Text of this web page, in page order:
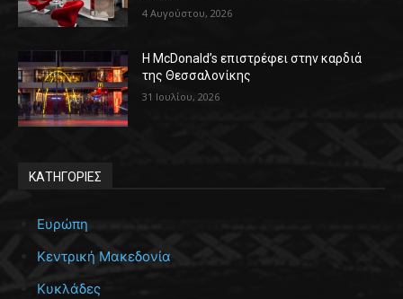
4 Αυγούστου, 2026
Η McDonald’s επιστρέφει στην καρδιά
της Θεσσαλονίκης
31 Ιουλίου, 2026
ΚΑΤΗΓΟΡΙΕΣ
Ευρώπη
Κεντρική Μακεδονία
Κυκλάδες